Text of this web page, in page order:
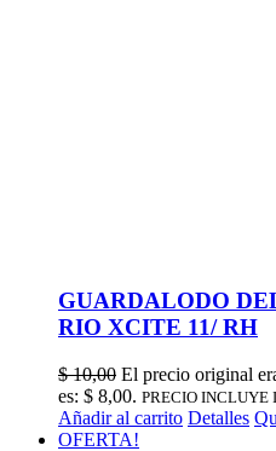
GUARDALODO
RIO XCITE 11/ RH
$10,00 El precio original
es: $ 8,00. PRECIO INCLUYE
Añadir al carrito Detalles
OFERTA!